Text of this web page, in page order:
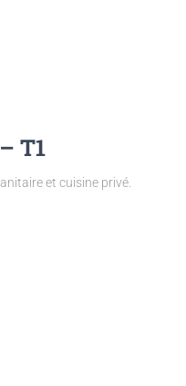
T1
et cuisine privé.